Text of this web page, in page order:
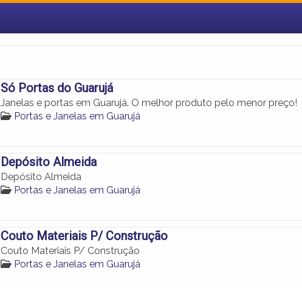
Só Portas do Guarujá
Janelas e portas em Guarujá. O melhor produto pelo menor preço!
Portas e Janelas em Guarujá
Depósito Almeida
Depósito Almeida
Portas e Janelas em Guarujá
Couto Materiais P/ Construção
Couto Materiais P/ Construção
Portas e Janelas em Guarujá